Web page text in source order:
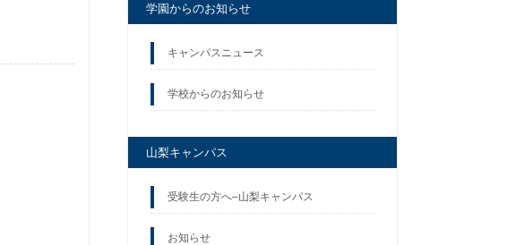
学園からのお知らせ
キャンパスニュース
学校からのお知らせ
山梨キャンパス
受験生の方へ–山梨キャンパス
お知らせ